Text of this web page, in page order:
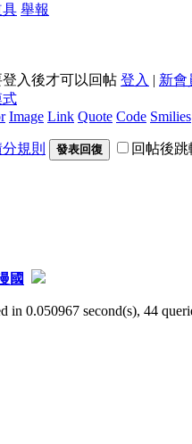
具 舉報
入後才可以回帖 登入 | 新會
式
Image Link Quote Code Smilies
規則 發表回復 回帖後
國
in 0.050967 second(s), 44